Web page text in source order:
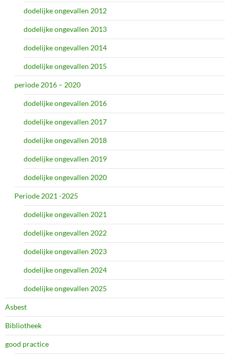
dodelijke ongevallen 2012
dodelijke ongevallen 2013
dodelijke ongevallen 2014
dodelijke ongevallen 2015
periode 2016 – 2020
dodelijke ongevallen 2016
dodelijke ongevallen 2017
dodelijke ongevallen 2018
dodelijke ongevallen 2019
dodelijke ongevallen 2020
Periode 2021 -2025
dodelijke ongevallen 2021
dodelijke ongevallen 2022
dodelijke ongevallen 2023
dodelijke ongevallen 2024
dodelijke ongevallen 2025
Asbest
Bibliotheek
good practice